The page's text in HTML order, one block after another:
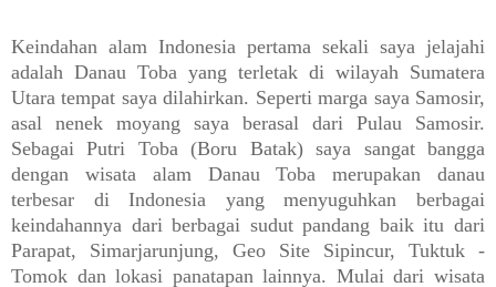
Keindahan alam Indonesia pertama sekali saya jelajahi
adalah Danau Toba yang terletak di wilayah Sumatera
Utara tempat saya dilahirkan. Seperti marga saya Samosir,
asal nenek moyang saya berasal dari Pulau Samosir.
Sebagai Putri Toba (Boru Batak) saya sangat bangga
dengan wisata alam Danau Toba merupakan danau
terbesar di Indonesia yang menyuguhkan berbagai
keindahannya dari berbagai sudut pandang baik itu dari
Parapat, Simarjarunjung, Geo Site Sipincur, Tuktuk -
Tomok dan lokasi panatapan lainnya. Mulai dari wisata